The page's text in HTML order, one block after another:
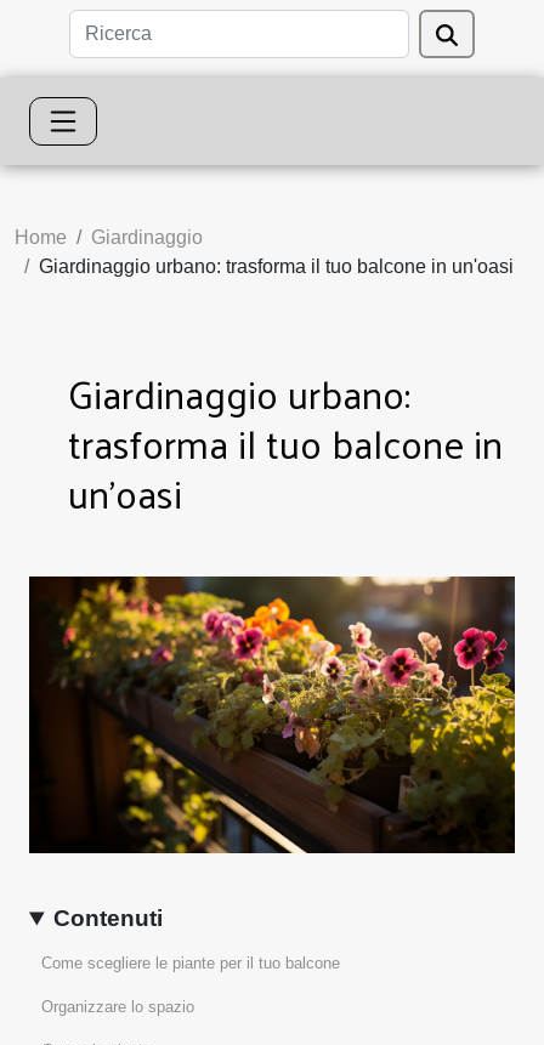
Home
Giardinaggio
Giardinaggio urbano: trasforma il tuo balcone in un'oasi
Giardinaggio urbano:
trasforma il tuo balcone in
un'oasi
Contenuti
Come scegliere le piante per il tuo balcone
Organizzare lo spazio